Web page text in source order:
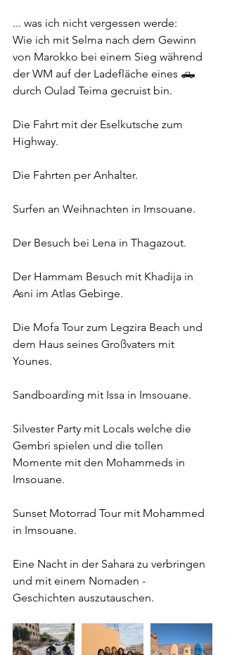
... was ich nicht vergessen werde:
Wie ich mit Selma nach dem Gewinn
von Marokko bei einem Sieg während
der WM auf der Ladefläche eines 🛻
durch Oulad Teima gecruist bin.
Die Fahrt mit der Eselkutsche zum
Highway.
Die Fahrten per Anhalter.
Surfen an Weihnachten in Imsouane.
Der Besuch bei Lena in Thagazout.
Der Hammam Besuch mit Khadija in
Asni im Atlas Gebirge.
Die Mofa Tour zum Legzira Beach und
dem Haus seines Großvaters mit
Younes.
Sandboarding mit Issa in Imsouane.
Silvester Party mit Locals welche die
Gembri spielen und die tollen
Momente mit den Mohammeds in
Imsouane.
Sunset Motorrad Tour mit Mohammed
in Imsouane.
Eine Nacht in der Sahara zu verbringen
und mit einem Nomaden -
Geschichten auszutauschen.